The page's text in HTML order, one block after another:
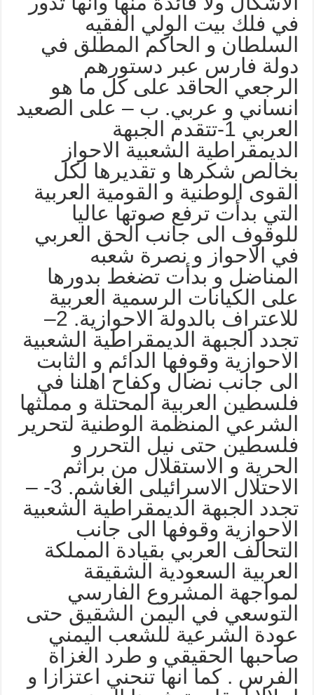
فلك بيت الولي الفقيه
و الحاكم المطلق في
فارس عبر دستورهم
الحاقد على كل ما هو
و عربي. ب – على الصعيد
العربي 1-تتقدم الجبهة
الشعبية الاحواز
شكرها و تقديرها لكل
الوطنية و القومية العربية
بدأت ترفع صوتها عاليا
الى جانب الحق العربي
الاحواز و نصرة شعبه
و بدأت تضغط بدورها
الكيانات الرسمية العربية
للاعتراف بالدولة الاحوازية. 2–
الجبهة الديمقراطية الشعبية
وقوفها الدائم و الثابت
جانب نضال وكفاح اهلنا في
العربية المحتلة و مملثها
المنظمة الوطنية لتحرير
حتى نيل التحرر و
و الاستقلال من براثم
الاحتلال الاسرائيلى الغاشم. 3- –
الجبهة الديمقراطية الشعبية
وقوفها الى جانب
العربي بقيادة المملكة
السعودية الشقيقة
المشروع الفارسي
في اليمن الشقيق حتى
الشرعية للشعب اليمني
الحقيقي و طرد الغزاة
. كما انها تنحني اعتزازا و